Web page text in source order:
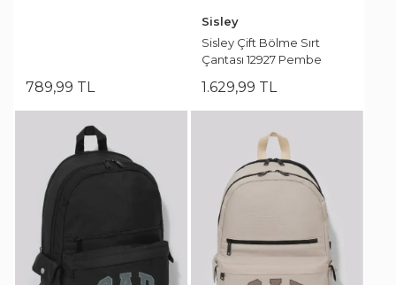
789,99 TL
Sisley
Sisley Çift Bölme Sırt
Çantası 12927 Pembe
1.629,99 TL